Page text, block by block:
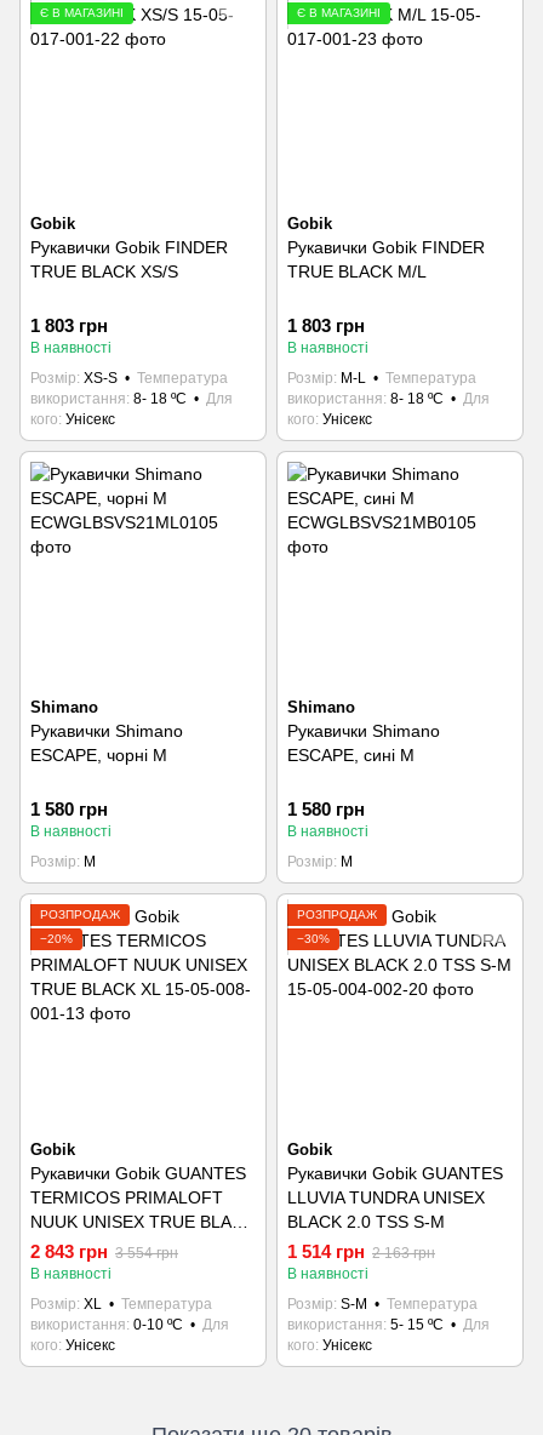
Є В МАГАЗИНІ
Gobik
Рукавички Gobik FINDER
TRUE BLACK XS/S
1 803 грн
В наявності
Розмір XS-S
Температура
використання 8- 18 ºC
Для
кого Унісекс
Є В МАГАЗИНІ
Gobik
Рукавички Gobik FINDER
TRUE BLACK M/L
1 803 грн
В наявності
Розмір
M-L
Температура
використання 8- 18 ºC
Для
кого Унісекс
Shimano
Рукавички Shimano
ESCAPE, чорні M
1 580 грн
В наявності
Розмір
M
Shimano
Рукавички Shimano
ESCAPE, сині M
1 580 грн
В наявності
Розмір
M
РОЗПРОДАЖ
−20%
Gobik
Рукавички Gobik GUANTES
TERMICOS PRIMALOFT
NUUK UNISEX TRUE BLACK
XL
2 843 грн 3 554 грн
В наявності
Розмір XL
Температура
використання 0-10 ºC
Для
кого Унісекс
РОЗПРОДАЖ
−30%
Gobik
Рукавички Gobik GUANTES
LLUVIA TUNDRA UNISEX
BLACK 2.0 TSS S-M
1 514 грн 2 163 грн
В наявності
Розмір S-M
Температура
використання 5- 15 ºC
Для
кого Унісекс